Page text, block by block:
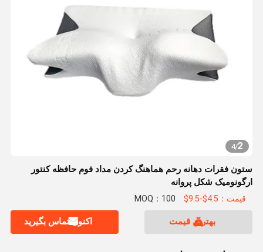
2
/
4
ستون فقرات دهانه رحم هماهنگ کردن مداد فوم حافظه کنتور
ارگونومیک شکل پروانه
قیمت：4.5$-9.5$ MOQ：100
بهترین قیمت اکنون تماس بگیرید